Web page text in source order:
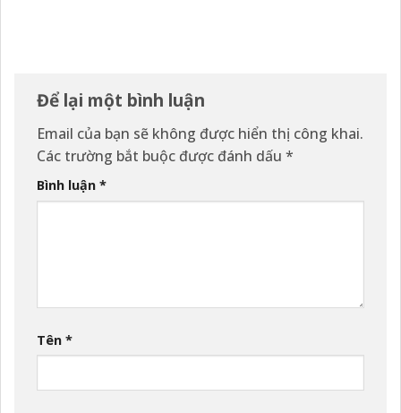
Để lại một bình luận
Email của bạn sẽ không được hiển thị công khai.
Các trường bắt buộc được đánh dấu *
Bình luận *
Tên *